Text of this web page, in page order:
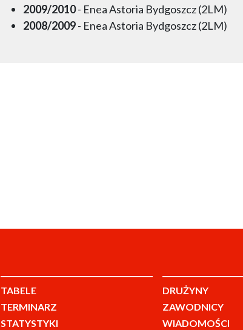
2009/2010- Enea Astoria Bydgoszcz (2LM)
2008/2009- Enea Astoria Bydgoszcz (2LM)
TABELE
TERMINARZ
STATYSTYKI
DRUŻYNY
ZAWODNICY
WIADOMOŚCI